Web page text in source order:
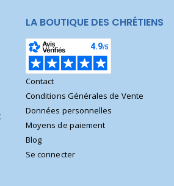
LA BOUTIQUE DES CHRÉTIENS
Contact
Conditions Générales de Vente
Données personnelles
Moyens de paiement
Blog
Se connecter